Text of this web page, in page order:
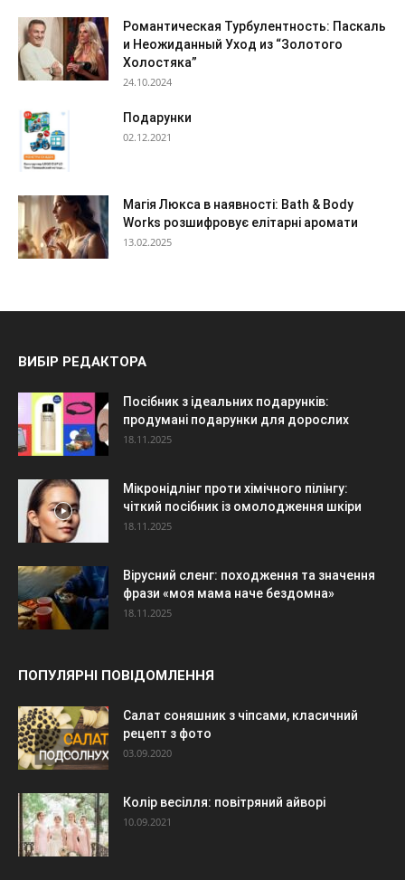
Романтическая Турбулентность: Паскаль
и Неожиданный Уход из “Золотого
Холостяка”
24.10.2024
Подарунки
02.12.2021
Магія Люкса в наявності: Bath & Body
Works розшифровує елітарні аромати
13.02.2025
ВИБІР РЕДАКТОРА
Посібник з ідеальних подарунків:
продумані подарунки для дорослих
18.11.2025
Мікронідлінг проти хімічного пілінгу:
чіткий посібник із омолодження шкіри
18.11.2025
Вірусний сленг: походження та значення
фрази «моя мама наче бездомна»
18.11.2025
ПОПУЛЯРНІ ПОВІДОМЛЕННЯ
Салат соняшник з чіпсами, класичний
рецепт з фото
03.09.2020
Колір весілля: повітряний айворі
10.09.2021